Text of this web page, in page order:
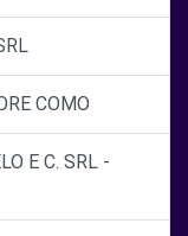
COMO
E C. SRL -